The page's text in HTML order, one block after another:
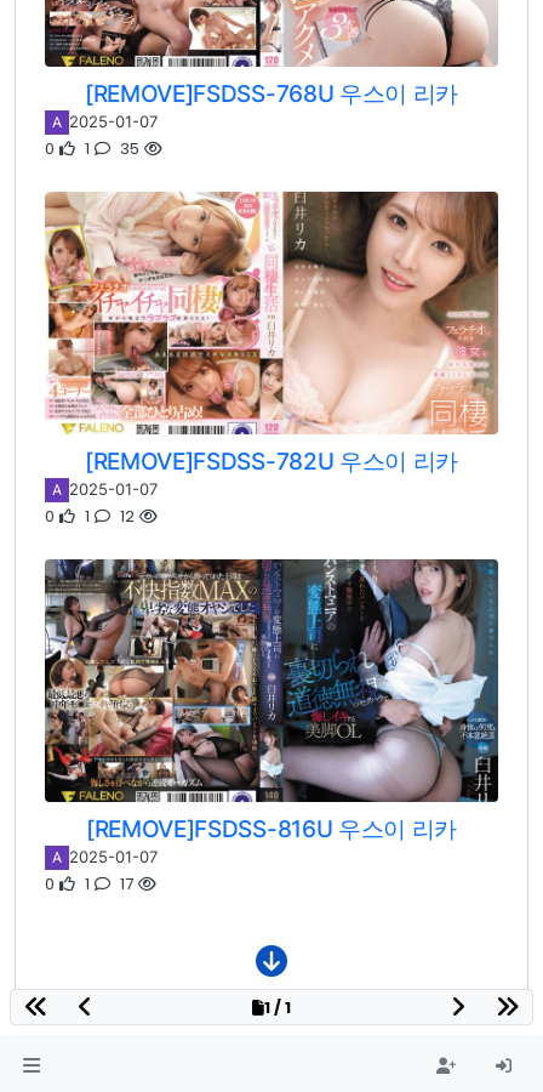
[REMOVE]FSDSS-768U 우스이 리카
A 2025-01-07
0 1 35
[REMOVE]FSDSS-782U 우스이 리카
A 2025-01-07
0 1 12
[REMOVE]FSDSS-816U 우스이 리카
A 2025-01-07
0 1 17
1 / 1